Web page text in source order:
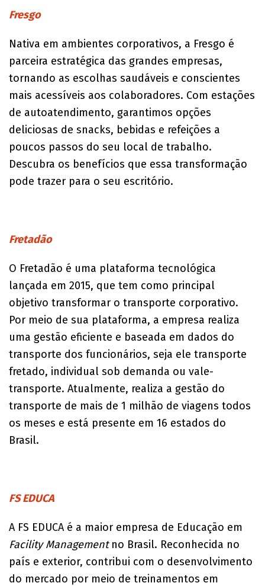
Fresgo
Nativa em ambientes corporativos, a Fresgo é
parceira estratégica das grandes empresas,
tornando as escolhas saudáveis e conscientes
mais acessíveis aos colaboradores. Com estações
de autoatendimento, garantimos opções
deliciosas de snacks, bebidas e refeições a
poucos passos do seu local de trabalho.
Descubra os benefícios que essa transformação
pode trazer para o seu escritório.
Fretadão
O Fretadão é uma plataforma tecnológica
lançada em 2015, que tem como principal
objetivo transformar o transporte corporativo.
Por meio de sua plataforma, a empresa realiza
uma gestão eficiente e baseada em dados do
transporte dos funcionários, seja ele transporte
fretado, individual sob demanda ou vale-
transporte. Atualmente, realiza a gestão do
transporte de mais de 1 milhão de viagens todos
os meses e está presente em 16 estados do
Brasil.
FS EDUCA
A FS EDUCA é a maior empresa de Educação em
Facility Managementno Brasil. Reconhecida no
país e exterior, contribui com o desenvolvimento
do mercado por meio de treinamentos em